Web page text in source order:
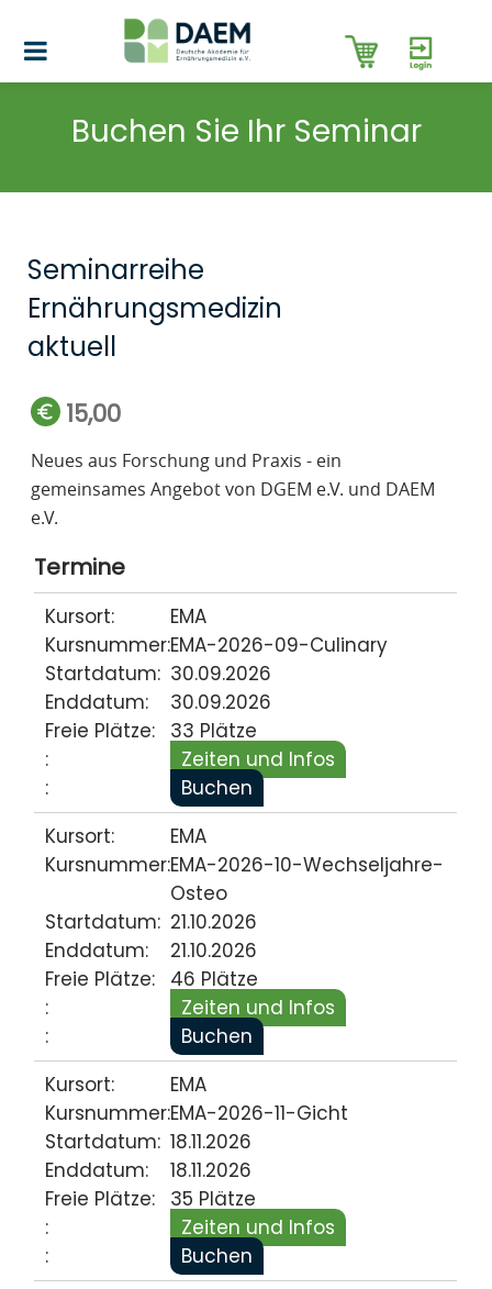
Buchen Sie Ihr Seminar
Seminarreihe
Ernährungsmedizin
aktuell
15,00
Neues aus Forschung und Praxis - ein
gemeinsames Angebot von DGEM e.V. und DAEM
e.V.
Termine
Kursort:
EMA
Kursnummer:EMA-2026-09-Culinary
Startdatum: 30.09.2026
Enddatum:
30.09.2026
Freie Plätze:
33 Plätze
:
Zeiten und Infos
:
Buchen
Kursort:
EMA
Kursnummer:EMA-2026-10-Wechseljahre-
Osteo
Startdatum: 21.10.2026
Enddatum:
21.10.2026
Freie Plätze:
46 Plätze
:
Zeiten und Infos
:
Buchen
Kursort:
EMA
Kursnummer:EMA-2026-11-Gicht
Startdatum: 18.11.2026
Enddatum:
18.11.2026
Freie Plätze:
35 Plätze
:
Zeiten und Infos
:
Buchen